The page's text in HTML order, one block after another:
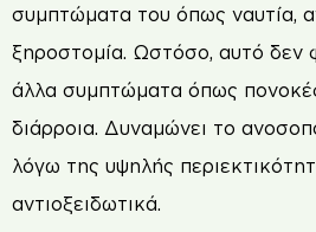
συμπτώματα του όπως ναυτία,
ξηροστομία. Ωστόσο, αυτό δεν
άλλα συμπτώματα όπως
διάρροια. Δυναμώνει το
λόγω της υψηλής
αντιοξειδωτικά.